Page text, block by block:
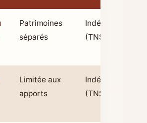
Patrimoines
séparés
Indépendant
(TNS)
Limitée aux
apports
Indépendant
(TNS)